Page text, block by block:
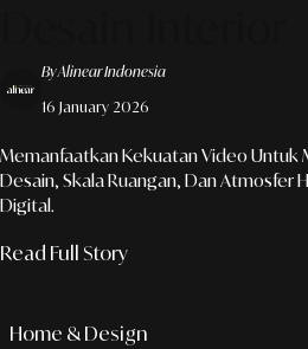
By Alinear Indonesia
16 January 2026
Memanfaatkan Kekuatan Video Untuk
Desain, Skala Ruangan, Dan Atmosfer
Digital.
Read Full Story
Home & Design